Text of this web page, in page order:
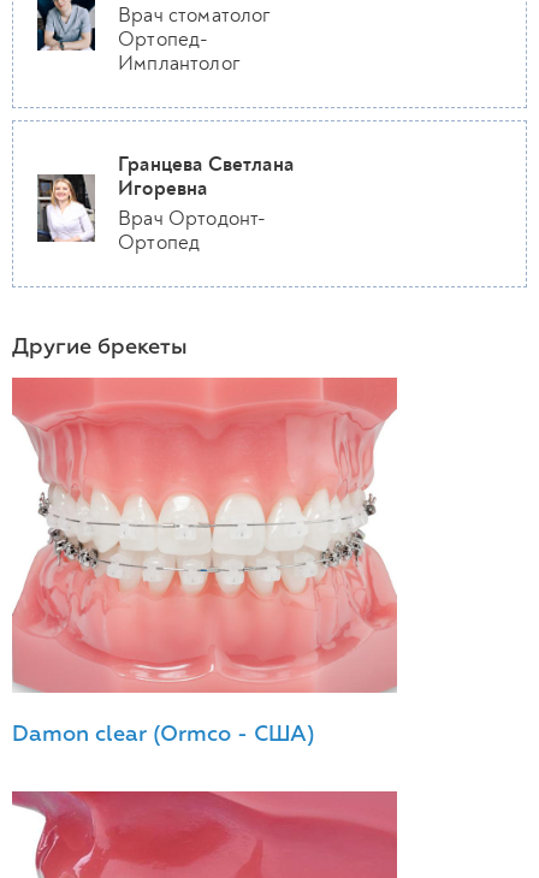
Врач стоматолог
Ортопед-
Имплантолог
Гранцева Светлана
Игоревна
Врач Ортодонт-
Ортопед
Другие брекеты
Damon clear (Ormco - США)